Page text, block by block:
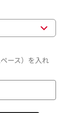
ース）を入れ